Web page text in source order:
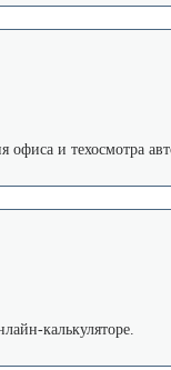
и техосмотра
калькуляторе.